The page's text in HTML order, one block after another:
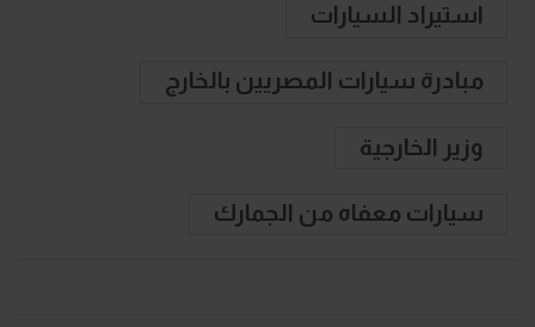
استيراد السيارات
مبادرة سيارات المصريين بالخارج
وزير الخارجية
سيارات معفاه من الجمارك